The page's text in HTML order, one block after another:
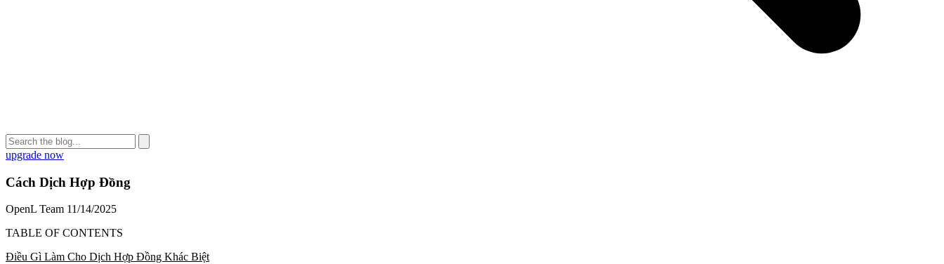
upgrade now
Cách Dịch Hợp Đồng
OpenL Team 11/14/2025
TABLE OF CONTENTS
Điều Gì Làm Cho Dịch Hợp Đồng Khác Biệt